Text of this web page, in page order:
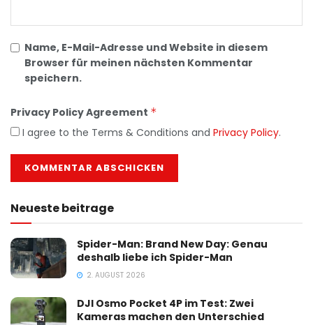
Name, E-Mail-Adresse und Website in diesem
Browser für meinen nächsten Kommentar
speichern.
Privacy Policy Agreement *
I agree to the Terms & Conditions and Privacy Policy.
Neueste beitrage
Spider-Man: Brand New Day: Genau
deshalb liebe ich Spider-Man
2. AUGUST 2026
DJI Osmo Pocket 4P im Test: Zwei
Kameras machen den Unterschied